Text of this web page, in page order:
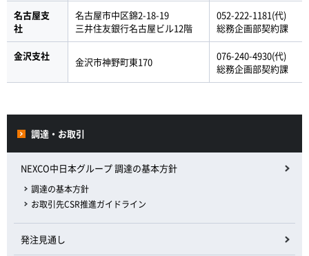
名古屋支
社
名古屋市中区錦2-18-19
三井住友銀行名古屋ビル12階
052-222-1181(代)
総務企画部契約課
金沢支社 金沢市神野町東170
076-240-4930(代)
総務企画部契約課
調達・お取引
NEXCO中日本グループ 調達の基本方針
調達の基本方針
お取引先CSR推進ガイドライン
発注見通し